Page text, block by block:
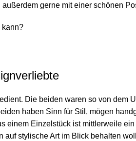
gerne mit einer schönen
kann?
Die beiden waren so von dem
haben Sinn für Stil, mögen
einem Einzelstück ist mittlerweile
auf stylische Art im Blick behalten